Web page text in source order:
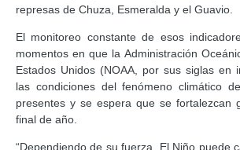
represas de Chuza, Esmeralda y el Guavio.
El monitoreo constante de esos
momentos en que la Administración
Estados Unidos (NOAA, por sus siglas en
las condiciones del fenómeno climático
presentes y se espera que se fortalezcan
final de año.
“Dependiendo de su fuerza, El Niño puede